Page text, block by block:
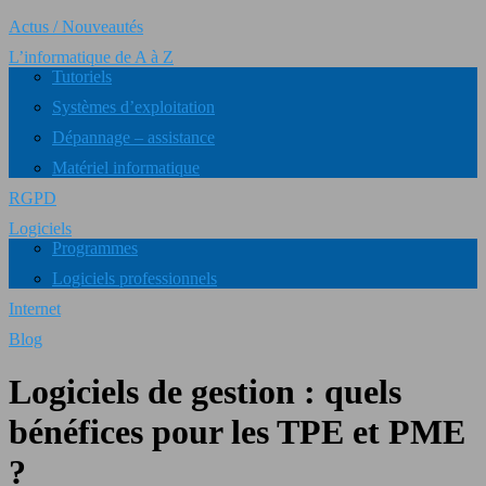
Actus / Nouveautés
L’informatique de A à Z
Tutoriels
Systèmes d’exploitation
Dépannage – assistance
Matériel informatique
RGPD
Logiciels
Programmes
Logiciels professionnels
Internet
Blog
Logiciels de gestion : quels
bénéfices pour les TPE et PME
?